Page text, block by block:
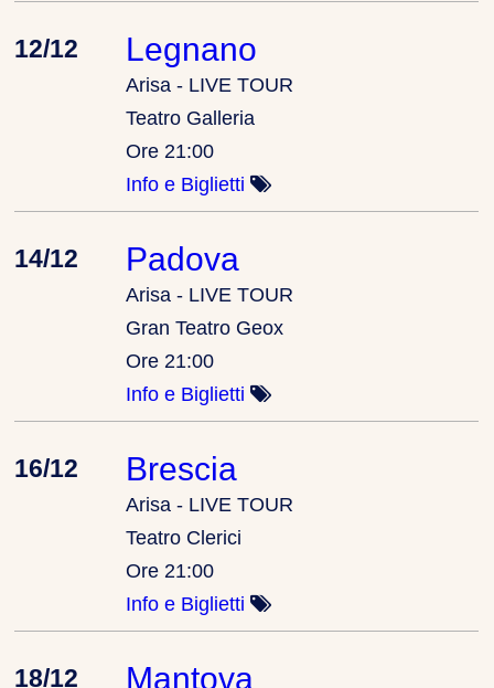
12/12 Legnano
Arisa - LIVE TOUR
Teatro Galleria
Ore 21:00
Info e Biglietti
14/12 Padova
Arisa - LIVE TOUR
Gran Teatro Geox
Ore 21:00
Info e Biglietti
16/12 Brescia
Arisa - LIVE TOUR
Teatro Clerici
Ore 21:00
Info e Biglietti
18/12 Mantova